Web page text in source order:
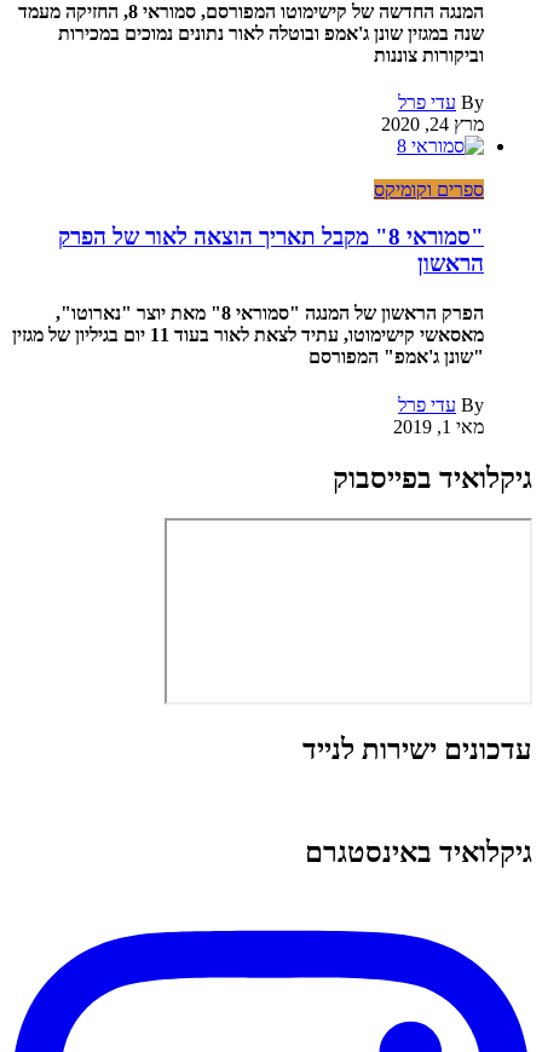
המנגה החדשה של קישימוטו המפורסם, סמוראי 8, החזיקה מעמד
שנה במגזין שונן ג'אמפ ובוטלה לאור נתונים נמוכים במכירות
וביקורות צוננות
By עדי פרל
מרץ 24, 2020
ספרים וקומיקס
"סמוראי 8" מקבל תאריך הוצאה לאור של הפרק
הראשון
הפרק הראשון של המנגה "סמוראי 8" מאת יוצר "נארוטו",
מאסאשי קישימוטו, עתיד לצאת לאור בעוד 11 יום בגיליון של מגזין
"שונן ג'אמפ" המפורסם
By עדי פרל
מאי 1, 2019
גיקלואיד בפייסבוק
עדכונים ישירות לנייד
גיקלואיד באינסטגרם